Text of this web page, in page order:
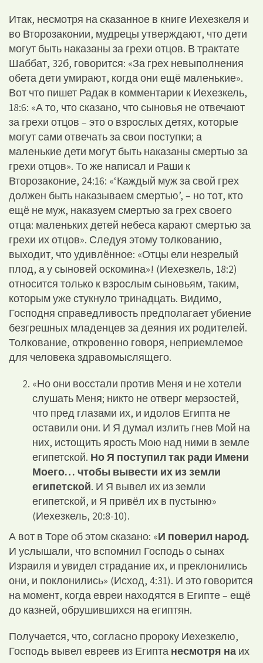
Итак, несмотря на сказанное в книге Иехезкеля и
во Второзаконии, мудрецы утверждают, что дети
могут быть наказаны за грехи отцов. В трактате
Шаббат, 32б, говорится: «За грех невыполнения
обета дети умирают, когда они ещё маленькие».
Вот что пишет Радак в комментарии к Иехезкель,
18:6: «А то, что сказано, что сыновья не отвечают
за грехи отцов – это о взрослых детях, которые
могут сами отвечать за свои поступки; а
маленькие дети могут быть наказаны смертью за
грехи отцов». То же написал и Раши к
Второзаконие, 24:16: «‘Каждый муж за свой грех
должен быть наказываем смертью’, – но тот, кто
ещё не муж, наказуем смертью за грех своего
отца: маленьких детей небеса карают смертью за
грехи их отцов». Следуя этому толкованию,
выходит, что удивлённое: «Отцы ели незрелый
плод, а у сыновей оскомина»! (Иехезкель, 18:2)
относится только к взрослым сыновьям, таким,
которым уже стукнуло тринадцать. Видимо,
Господня справедливость предполагает убиение
безгрешных младенцев за деяния их родителей.
Толкование, откровенно говоря, неприемлемое
для человека здравомыслящего.
«Но они восстали против Меня и не хотели
слушать Меня; никто не отверг мерзостей,
что пред глазами их, и идолов Египта не
оставили они. И Я думал излить гнев Мой на
них, истощить ярость Мою над ними в земле
египетской. Но Я поступил так ради Имени
Моего… чтобы вывести их из земли
египетской. И Я вывел их из земли
египетской, и Я привёл их в пустыню»
(Иехезкель, 20:8-10).
А вот в Торе об этом сказано: «И поверил народ.
И услышали, что вспомнил Господь о сынах
Израиля и увидел страдание их, и преклонились
они, и поклонились» (Исход, 4:31). И это говорится
на момент, когда евреи находятся в Египте – ещё
до казней, обрушившихся на египтян.
Получается, что, согласно пророку Иехезкелю,
Господь вывел евреев из Египта несмотря на их